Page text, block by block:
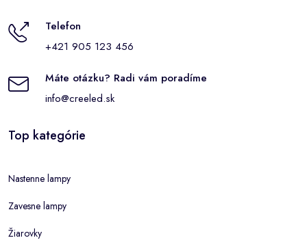
Telefon
+421 905 123 456
Máte otázku? Radi vám poradíme
info@creeled.sk
Top kategórie
Nastenne lampy
Zavesne lampy
Žiarovky